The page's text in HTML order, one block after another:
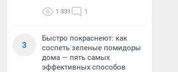
1 331 1
3
Быстро покраснеют: как
соспеть зеленые помидоры
дома — пять самых
эффективных способов